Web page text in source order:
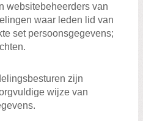
websitebeheerders van
waar leden lid van
set persoonsgegevens;
zijn
wijze van